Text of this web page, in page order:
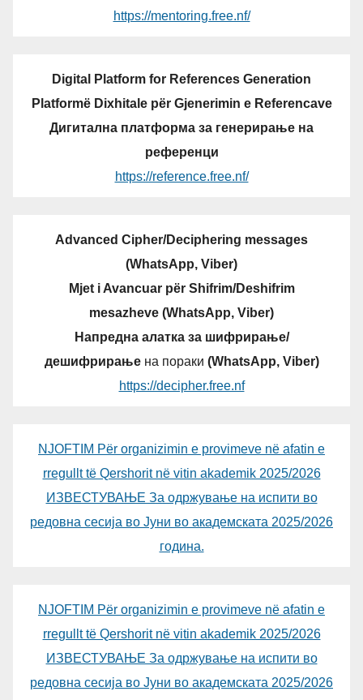
https://mentoring.free.nf/
Digital Platform for References Generation
Platformë Dixhitale për Gjenerimin e Referencave
Дигитална платформа за генерирање на
референци
https://reference.free.nf/
Advanced Cipher/Deciphering messages
(WhatsApp, Viber)
Mjet i Avancuar për Shifrim/Deshifrim
mesazheve (WhatsApp, Viber)
Напредна алатка за шифрирање/
дешифрирањена пораки (WhatsApp, Viber)
https://decipher.free.nf
NJOFTIM Për organizimin e provimeve në afatin e
rregullt të Qershorit në vitin akademik 2025/2026
ИЗВЕСТУВАЊЕ За одржување на испити во
редовна сесија во Јуни во академската 2025/2026
година.
NJOFTIM Për organizimin e provimeve në afatin e
rregullt të Qershorit në vitin akademik 2025/2026
ИЗВЕСТУВАЊЕ За одржување на испити во
редовна сесија во Јуни во академската 2025/2026